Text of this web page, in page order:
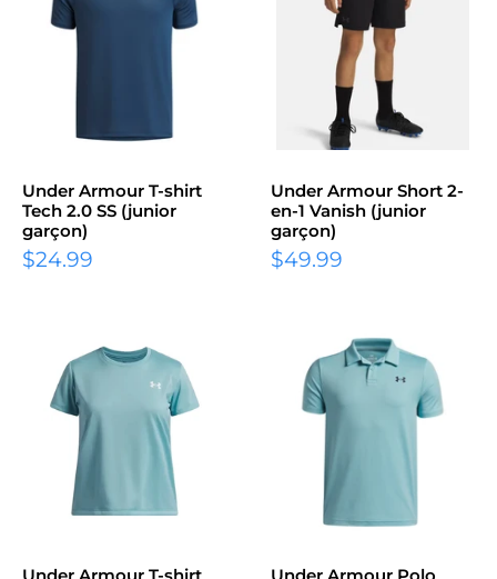
Under Armour T-shirt
Tech 2.0 SS (junior
garçon)
Prix
$24.99
Under Armour Short 2-
en-1 Vanish (junior
garçon)
Prix
$49.99